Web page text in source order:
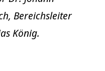
Bereichsleiter
König.